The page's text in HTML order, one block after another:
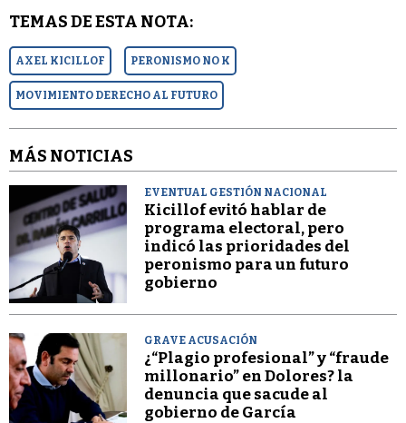
TEMAS DE ESTA NOTA:
AXEL KICILLOF PERONISMO NO K
MOVIMIENTO DERECHO AL FUTURO
MÁS NOTICIAS
EVENTUAL GESTIÓN NACIONAL
Kicillof evitó hablar de
programa electoral, pero
indicó las prioridades del
peronismo para un futuro
gobierno
GRAVE ACUSACIÓN
¿“Plagio profesional” y “fraude
millonario” en Dolores? la
denuncia que sacude al
gobierno de García